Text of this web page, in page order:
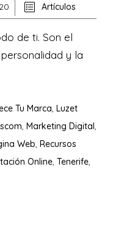
Artículos
de ti. Son el
y la
Tu Marca, Luzet
, Marketing Digital,
Web, Recursos
Online, Tenerife,